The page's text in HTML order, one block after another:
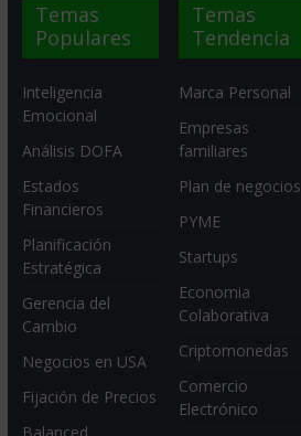
Temas
Populares
Inteligencia
Emocional
Análisis DOFA
Estados
Financieros
Planificación
Estratégica
Gerencia del
Cambio
Negocios en USA
Fijación de Precios
Temas
Tendencia
Marca Personal
Empresas
familiares
Plan de negocios
PYME
Startups
Economia
Colaborativa
Criptomonedas
Comercio
Electrónico